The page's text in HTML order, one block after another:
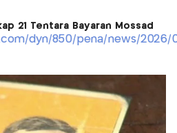
21 Tentara Bayaran Mossad